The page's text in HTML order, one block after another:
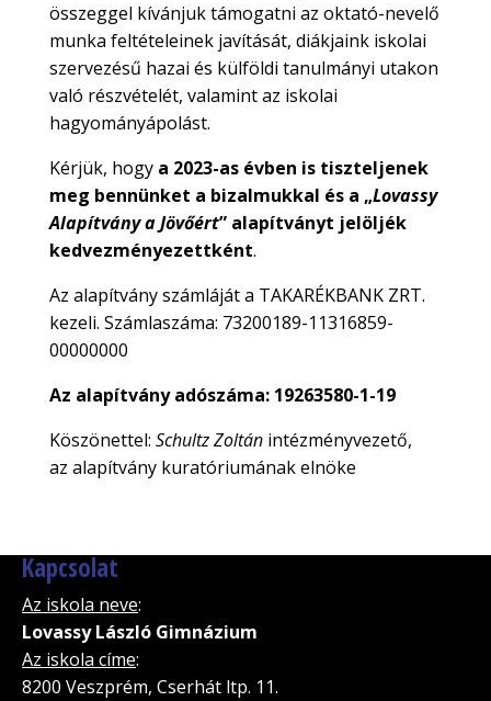
összeggel kívánjuk támogatni az oktató-nevelő
munka feltételeinek javítását, diákjaink iskolai
szervezésű hazai és külföldi tanulmányi utakon
való részvételét, valamint az iskolai
hagyományápolást.
Kérjük, hogy a 2023-as évben is tiszteljenek
meg bennünket a bizalmukkal és a „Lovassy
Alapítvány a Jövőért” alapítványt jelöljék
kedvezményezettként.
Az alapítvány számláját a TAKARÉKBANK ZRT.
kezeli. Számlaszáma: 73200189-11316859-
00000000
Az alapítvány adószáma: 19263580-1-19
Köszönettel: Schultz Zoltán intézményvezető,
az alapítvány kuratóriumának elnöke
Kapcsolat
Az iskola neve:
Lovassy László Gimnázium
Az iskola címe:
8200 Veszprém, Cserhát ltp. 11.